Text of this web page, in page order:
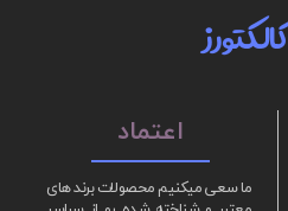
ما سعی میکنیم محصولات برند های
کالکتورز
اعتماد